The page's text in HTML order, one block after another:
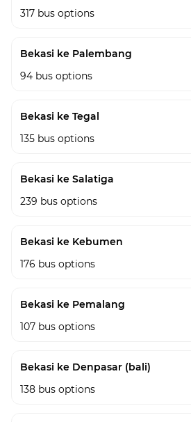
317 bus options
Bekasi ke Palembang
94 bus options
Bekasi ke Tegal
135 bus options
Bekasi ke Salatiga
239 bus options
Bekasi ke Kebumen
176 bus options
Bekasi ke Pemalang
107 bus options
Bekasi ke Denpasar (bali)
138 bus options